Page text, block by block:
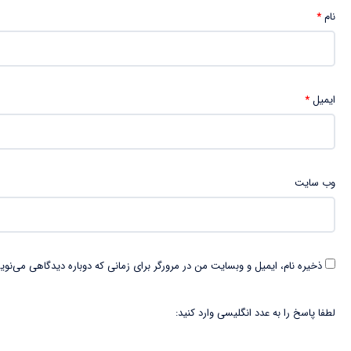
نام*
ایمیل*
وب‌ سایت
ذخیره نام، ایمیل و وبسایت من در مرورگر برای زمانی که دوباره دیدگاهی
لطفا پاسخ را به عدد انگلیسی وارد کنید: